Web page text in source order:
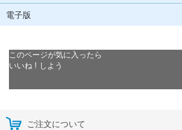
電子版
このページが気に入ったら
いいね ! しよう
ご注文について